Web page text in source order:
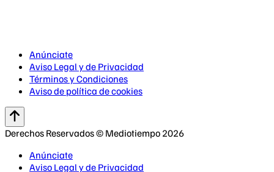
Anúnciate
Aviso Legal y de Privacidad
Términos y Condiciones
Aviso de política de cookies
Derechos Reservados © Mediotiempo 2026
Anúnciate
Aviso Legal y de Privacidad